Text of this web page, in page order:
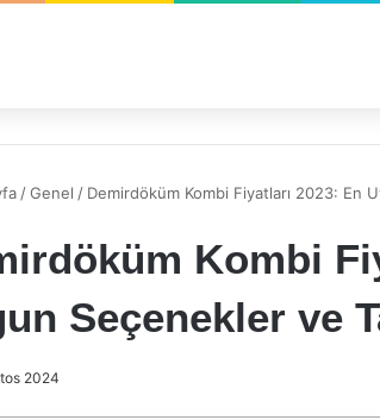
/Genel / Demirdöküm Kombi Fiyatları 2023: En
Kombi
Seçenekler ve
2024